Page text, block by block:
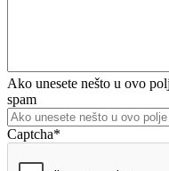
Ako unesete nešto u ovo
spam
Captcha*